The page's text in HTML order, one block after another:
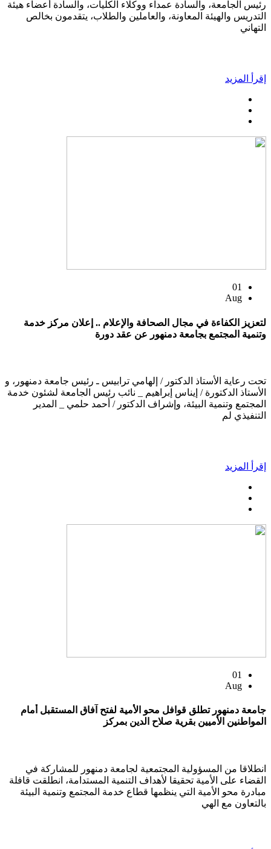
رئيس الجامعة، والسادة عمداء ووكلاء الكليات، والسادة أعضاء هيئة
التدريس والهيئة المعاونة، والعاملين والطلاب، يتقدمون بخالص
التهاني
إقرأ المزيد
01
Aug
لتعزيز الكفاءة في مجال الصحافة والإعلام .. إعلان مركز خدمة
وتنمية المجتمع بجامعة دمنهور عن عقد دورة
تحت رعاية الأستاذ الدكتور / إلهامي ترابيس ـ رئيس جامعة دمنهور، و
الأستاذ الدكتورة / إيناس إبراهيم _ نائب رئيس الجامعة لشئون خدمة
المجتمع وتنمية البيئة، وإشراف الدكتور / أحمد حلمي _ المدير
التنفيذي لم
إقرأ المزيد
01
Aug
جامعة دمنهور تطلق قوافل محو الأمية لفتح آفاق المستقبل أمام
المواطنين الأميين بقرية صلاح الدين بمركز
انطلاقا من المسؤولية المجتمعية لجامعة دمنهور للمشاركة في
القضاء على الأمية تحقيقا لأهداف التنمية المستدامة، انطلقت قافلة
مبادرة محو الأمية التي ينظمها قطاع خدمة المجتمع وتنمية البيئة
بالتعاون مع الهي